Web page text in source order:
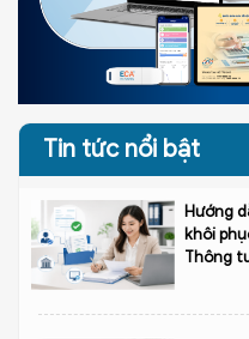
Tin tức nổi bật
Hướng
khôi
Thông